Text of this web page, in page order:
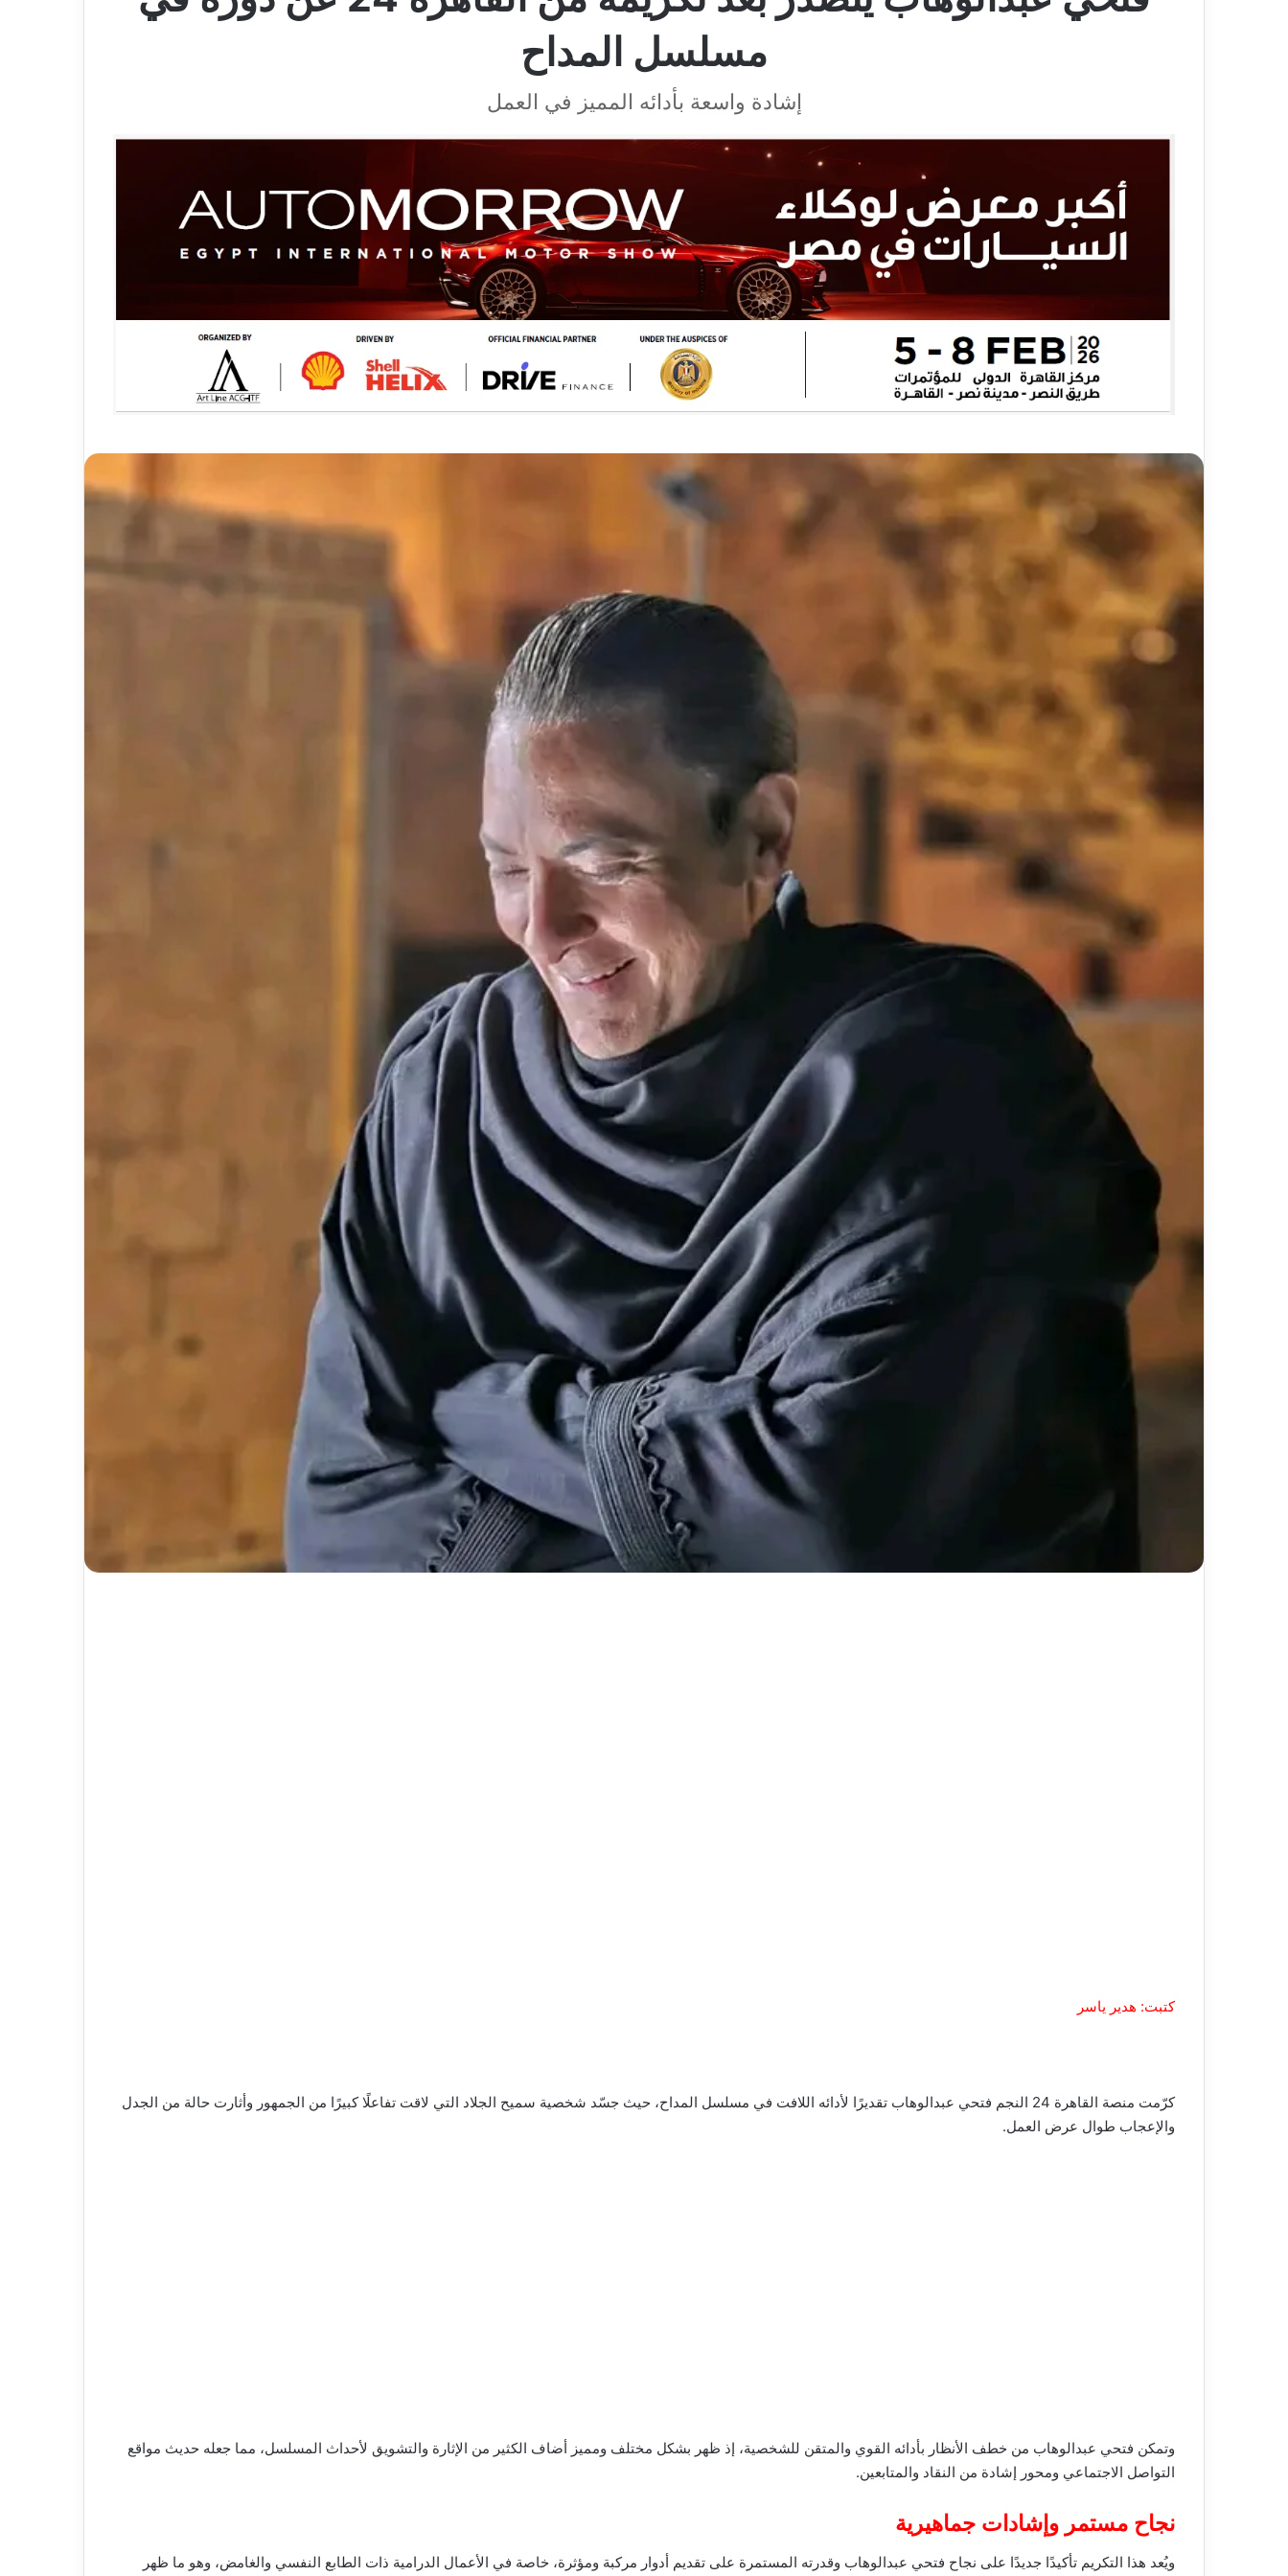
مسلسل المداح
إشادة واسعة بأدائه المميز في العمل
كتبت: هدير ياسر
كرّمت منصة القاهرة 24 النجم فتحي عبدالوهاب تقديرًا لأدائه اللافت في مسلسل المداح، حيث جسّد شخصية سميح الجلاد التي لاقت تفاعلًا كبيرًا من الجمهور وأثارت حالة من الجدل
والإعجاب طوال عرض العمل.
وتمكن فتحي عبدالوهاب من خطف الأنظار بأدائه القوي والمتقن للشخصية، إذ ظهر بشكل مختلف ومميز أضاف الكثير من الإثارة والتشويق لأحداث المسلسل، مما جعله حديث مواقع
التواصل الاجتماعي ومحور إشادة من النقاد والمتابعين.
نجاح مستمر وإشادات جماهيرية
ويُعد هذا التكريم تأكيدًا جديدًا على نجاح فتحي عبدالوهاب وقدرته المستمرة على تقديم أدوار مركبة ومؤثرة، خاصة في الأعمال الدرامية ذات الطابع النفسي والغامض، وهو ما ظهر